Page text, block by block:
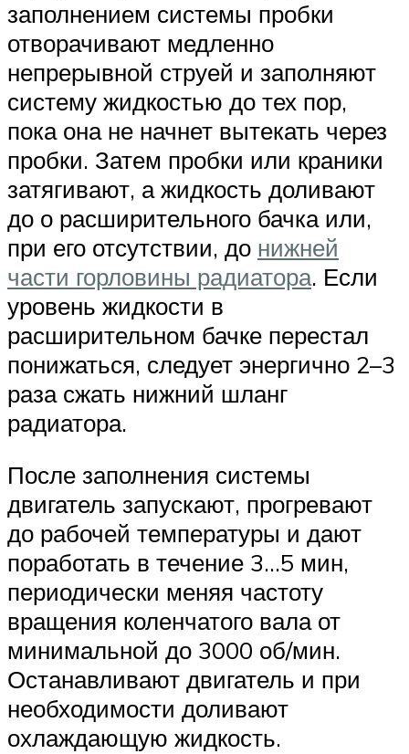
заполнением системы пробки
отворачивают медленно
непрерывной струей и заполняют
систему жидкостью до тех пор,
пока она не начнет вытекать через
пробки. Затем пробки или краники
затягивают, а жидкость доливают
до о расширительного бачка или,
при его отсутствии, до нижней
части горловины радиатора. Если
уровень жидкости в
расширительном бачке перестал
понижаться, следует энергично 2–3
раза сжать нижний шланг
радиатора.
После заполнения системы
двигатель запускают, прогревают
до рабочей температуры и дают
поработать в течение 3…5 мин,
периодически меняя частоту
вращения коленчатого вала от
минимальной до 3000 об/мин.
Останавливают двигатель и при
необходимости доливают
охлаждающую жидкость.